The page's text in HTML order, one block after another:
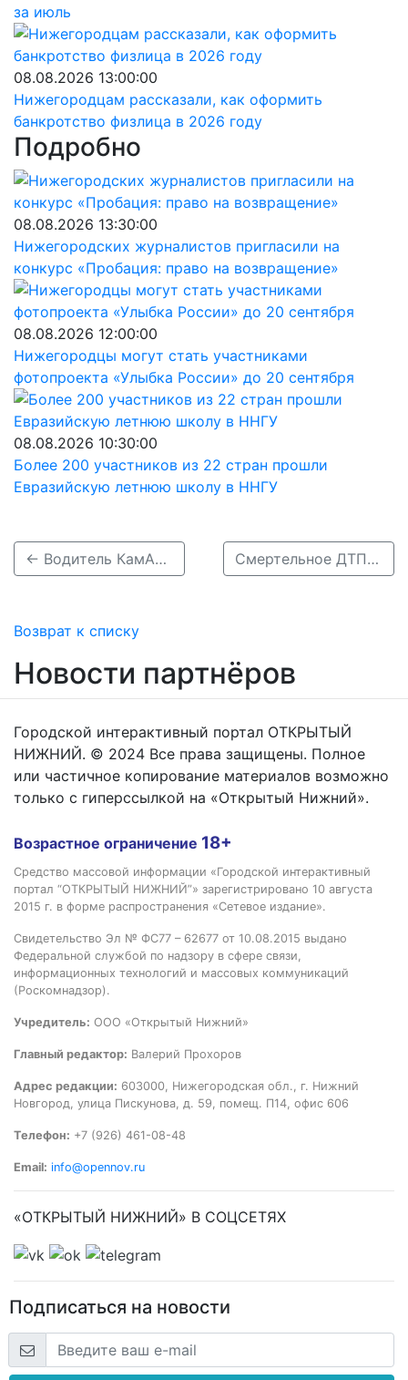
за июль
08.08.2026 13:00:00
Нижегородцам рассказали, как оформить
банкротство физлица в 2026 году
Подробно
08.08.2026 13:30:00
Нижегородских журналистов пригласили на
конкурс «Пробация: право на возвращение»
08.08.2026 12:00:00
Нижегородцы могут стать участниками
фотопроекта «Улыбка России» до 20 сентября
08.08.2026 10:30:00
Более 200 участников из 22 стран прошли
Евразийскую летнюю школу в ННГУ
← Водитель КамАЗа погиб в ДТП с «Газелью» в Городецком районе Смертельное ДТП с КамАЗом произошло в Городецком районе 27 июля →
Возврат к списку
Новости партнёров
Городской интерактивный портал ОТКРЫТЫЙ
НИЖНИЙ. © 2024 Все права защищены. Полное
или частичное копирование материалов возможно
только с гиперссылкой на «Открытый Нижний».
Возрастное ограничение 18+
Средство массовой информации «Городской интерактивный
портал “ОТКРЫТЫЙ НИЖНИЙ”» зарегистрировано 10 августа
2015 г. в форме распространения «Сетевое издание».
Свидетельство Эл № ФС77 – 62677 от 10.08.2015 выдано
Федеральной службой по надзору в сфере связи,
информационных технологий и массовых коммуникаций
(Роскомнадзор).
Учредитель: ООО «Открытый Нижний»
Главный редактор: Валерий Прохоров
Адрес редакции: 603000, Нижегородская обл., г. Нижний
Новгород, улица Пискунова, д. 59, помещ. П14, офис 606
Телефон: +7 (926) 461-08-48
Email: info@opennov.ru
«ОТКРЫТЫЙ НИЖНИЙ» В СОЦСЕТЯХ
Подписаться на новости